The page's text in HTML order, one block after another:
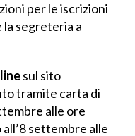
per le iscrizioni
segreteria a
sul sito
tramite carta di
alle ore
settembre alle